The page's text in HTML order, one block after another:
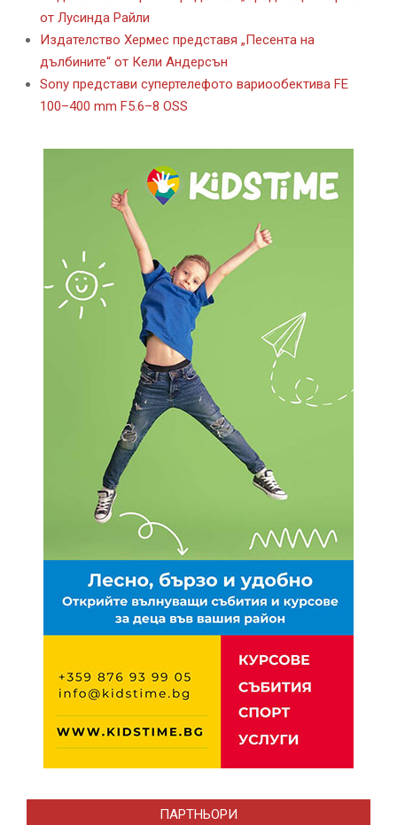
от Лусинда Райли
Издателство Хермес представя „Песента на
дълбините“ от Кели Андерсън
Sony представи супертелефото вариообектива FE
100–400 mm F5.6–8 OSS
ПАРТНЬОРИ